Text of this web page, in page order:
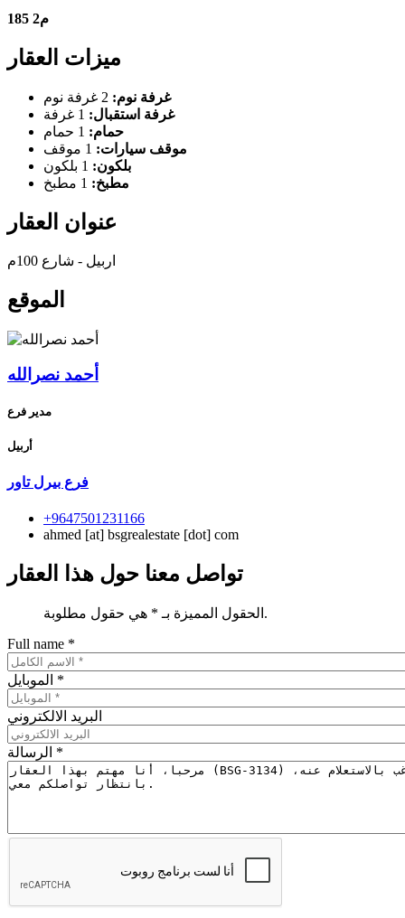
185 م2
ميزات العقار
غرفة نوم:
غرفة استقبال:
حمام:
موقف سيارات:
بلكون:
مطبخ:
عنوان العقار
اربیل - شارع 100م
الموقع
أحمد نصرالله
مدير فرع
أربيل
فرع بیرل تاور
+9647501231166
ahmed [at] bsgrealestate [dot] com
تواصل معنا حول هذا العقار
الحقول المميزة بـ * هي حقول مطلوبة.
Full name *
*
البريد الالكتروني
*